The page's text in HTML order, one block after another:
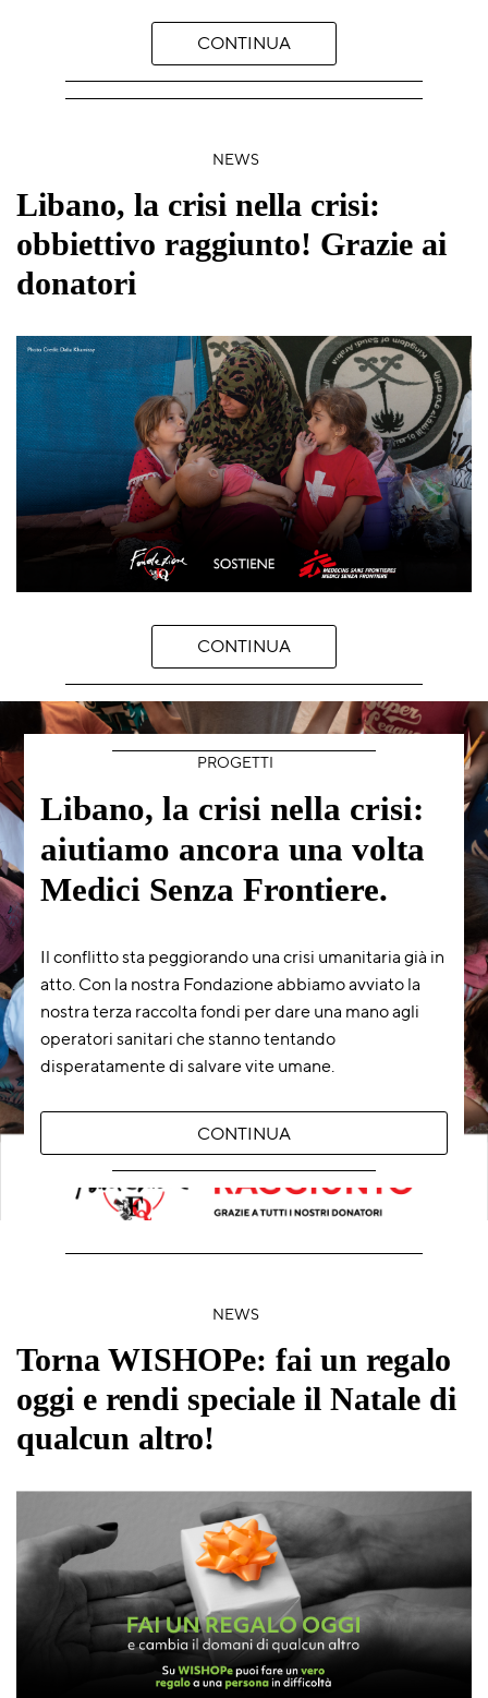
CONTINUA
CONTINUA
NEWS
Libano, la crisi nella crisi:
obbiettivo raggiunto! Grazie ai
donatori
PROGETTI
Libano, la crisi nella crisi:
aiutiamo ancora una volta
Medici Senza Frontiere.
Il conflitto sta peggiorando una crisi umanitaria già in
atto. Con la nostra Fondazione abbiamo avviato la
nostra terza raccolta fondi per dare una mano agli
operatori sanitari che stanno tentando
disperatamente di salvare vite umane.
CONTINUA
NEWS
Torna WISHOPe: fai un regalo
oggi e rendi speciale il Natale di
qualcun altro!